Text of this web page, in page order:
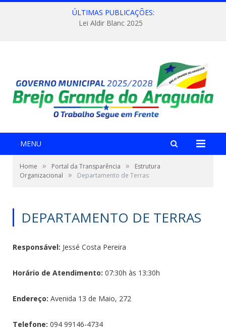
ÚLTIMAS PUBLICAÇÕES:
Lei Aldir Blanc 2025
MENU
Home » Portal da Transparência »
Estrutura
Organizacional
» Departamento de Terras
DEPARTAMENTO DE TERRAS
Responsável: Jessé Costa Pereira
Horário de Atendimento: 07:30h às 13:30h
Endereço: Avenida 13 de Maio, 272
Telefone: 094 99146-4734